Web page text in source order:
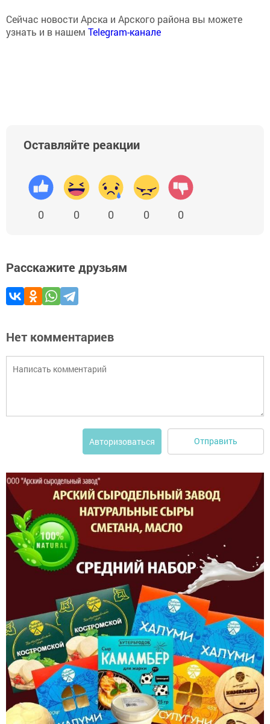
Сейчас новости Арска и Арского района вы можете
узнать и в нашем Telegram-канале
Оставляйте реакции
0 0 0 0 0
Расскажите друзьям
Нет комментариев
Авторизоваться Отправить